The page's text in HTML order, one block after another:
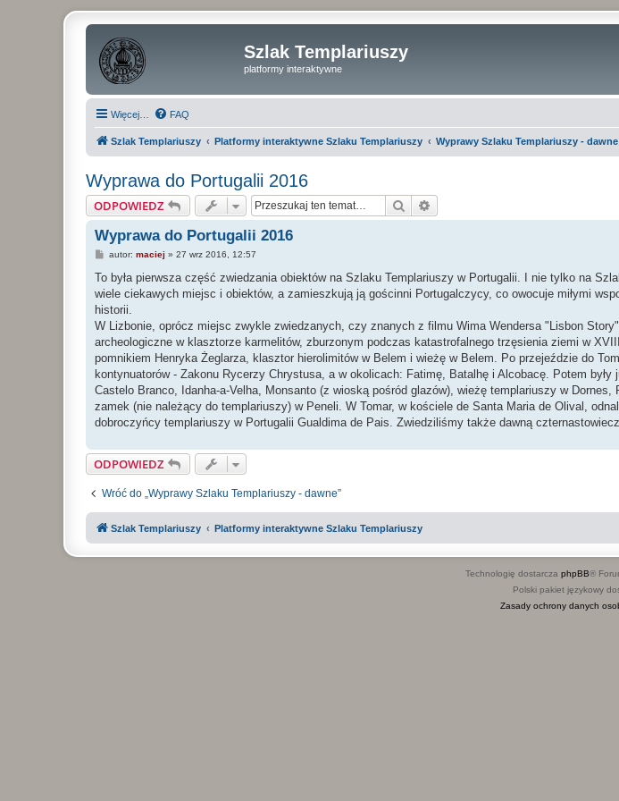
Szlak Templariuszy
platformy interaktywne
Więcej… FAQ
Szlak Templariuszy Platformy interaktywne Szlaku Templariuszy Wyprawy Szlaku Templariuszy - dawne
Wyprawa do Portugalii 2016
ODPOWIEDZ Szukaj
Wyprawa do Portugalii 2016
P
s
autor: maciej » 27 wrz 2016, 12:57
To była pierwsza część zwiedzania obiektów na Szlaku Templariuszy w Portugalii. I nie tylko na
wiele ciekawych miejsc i obiektów, a zamieszkują ją gościnni Portugalczycy, co owocuje miłymi
historii.
W Lizbonie, oprócz miejsc zwykle zwiedzanych, czy znanych z filmu Wima Wendersa "Lisbon
archeologiczne w klasztorze karmelitów, zburzonym podczas katastrofalnego trzęsienia ziemi w
pomnikiem Henryka Żeglarza, klasztor hierolimitów w Belem i wieżę w Belem. Po przejeździe do
kontynuatorów - Zakonu Rycerzy Chrystusa, a w okolicach: Fatimę, Batalhę i Alcobacę. Potem były
Castelo Branco, Idanha-a-Velha, Monsanto (z wioską pośród glazów), wieżę templariuszy w
zamek (nie należący do templariuszy) w Peneli. W Tomar, w kościele de Santa Maria de Olival,
dobroczyńcy templariuszy w Portugalii Gualdima de Pais. Zwiedziliśmy także dawną
ODPOWIEDZ
Wróć do „Wyprawy Szlaku Templariuszy - dawne”
Szlak Templariuszy Platformy interaktywne Szlaku Templariuszy
Technologię dostarcza phpBB®
Polski pakiet językowy
Zasady ochrony danych